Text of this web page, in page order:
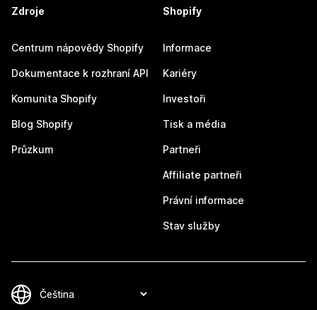
Zdroje
Centrum nápovědy Shopify
Dokumentace k rozhraní API
Komunita Shopify
Blog Shopify
Průzkum
Shopify
Informace
Kariéry
Investoři
Tisk a média
Partneři
Affiliate partneři
Právní informace
Stav služby